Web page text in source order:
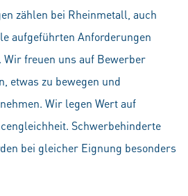
zählen bei Rheinmetall, auch
aufgeführten Anforderungen
freuen uns auf Bewerber
etwas zu bewegen und
Wir legen Wert auf
Schwerbehinderte
bei gleicher Eignung besonders